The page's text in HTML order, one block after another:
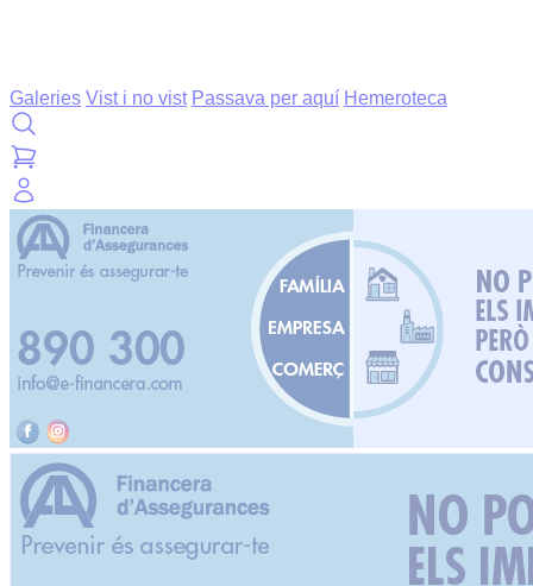
Galeries Vist i no vist Passava per aquí Hemeroteca